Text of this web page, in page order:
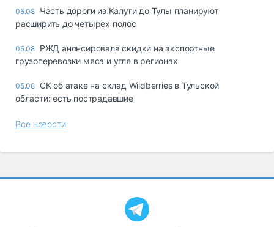
05.08 Часть дороги из Калуги до Тулы планируют
расширить до четырех полос
05.08 РЖД анонсировала скидки на экспортные
грузоперевозки мяса и угля в регионах
05.08 СК об атаке на склад Wildberries в Тульской
области: есть пострадавшие
Все новости